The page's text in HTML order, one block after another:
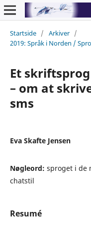
Startside / Arkiver /
2019: Språk i Norden /
Et
– om at
sms
Eva Skafte Jensen
Nøgleord: sproget i de
chatstil
Resumé